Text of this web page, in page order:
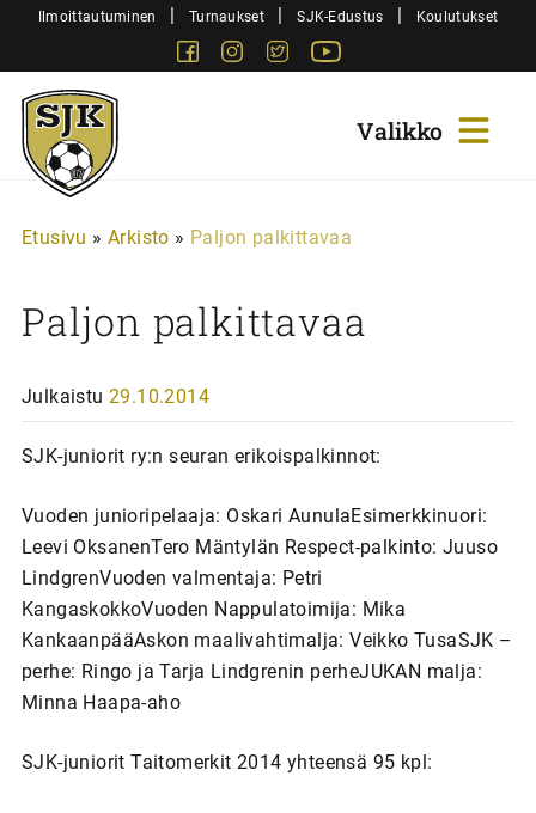
SiirryIlmoittautuminen | Turnaukset | SJK-Edustus | Koulutukset
FacebookInstagram
Twitter
Sjk-
Juniorit
Etusivu » Arkisto » Paljon palkittavaa
Paljon palkittavaa
Julkaistu 29.10.2014
SJK-juniorit ry:n seuran erikoispalkinnot:
Vuoden junioripelaaja: Oskari AunulaEsimerkkinuori:
Leevi OksanenTero Mäntylän Respect-palkinto: Juuso
LindgrenVuoden valmentaja: Petri
KangaskokkoVuoden Nappulatoimija: Mika
KankaanpääAskon maalivahtimalja: Veikko TusaSJK –
perhe: Ringo ja Tarja Lindgrenin perheJUKAN malja:
Minna Haapa-aho
SJK-juniorit Taitomerkit 2014 yhteensä 95 kpl: